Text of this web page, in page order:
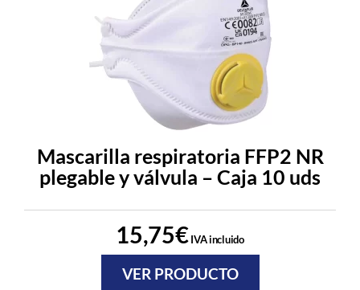
Mascarilla respiratoria FFP2 NR
plegable y válvula – Caja 10 uds
15,75€IVA incluido
VER PRODUCTO